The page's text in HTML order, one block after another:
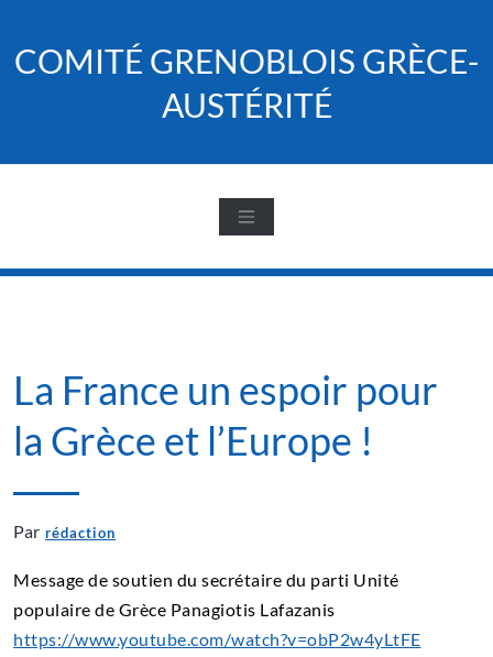
content
COMITÉ GRENOBLOIS GRÈCE-
AUSTÉRITÉ
La France un espoir pour
la Grèce et l’Europe !
Par rédaction
Message de soutien du secrétaire du parti Unité
populaire de Grèce Panagiotis Lafazanis
https://www.youtube.com/watch?v=obP2w4yLtFE